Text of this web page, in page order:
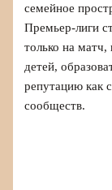
семейное
Премьер-лиги
только на матч,
детей,
репутацию как
сообществ.